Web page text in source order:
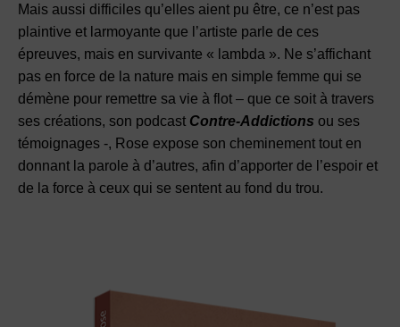
Mais aussi difficiles qu’elles aient pu être, ce n’est pas
plaintive et larmoyante que l’artiste parle de ces
épreuves, mais en survivante « lambda ». Ne s’affichant
pas en force de la nature mais en simple femme qui se
démène pour remettre sa vie à flot – que ce soit à travers
ses créations, son podcast Contre-Addictions ou ses
témoignages -, Rose expose son cheminement tout en
donnant la parole à d’autres, afin d’apporter de l’espoir et
de la force à ceux qui se sentent au fond du trou.